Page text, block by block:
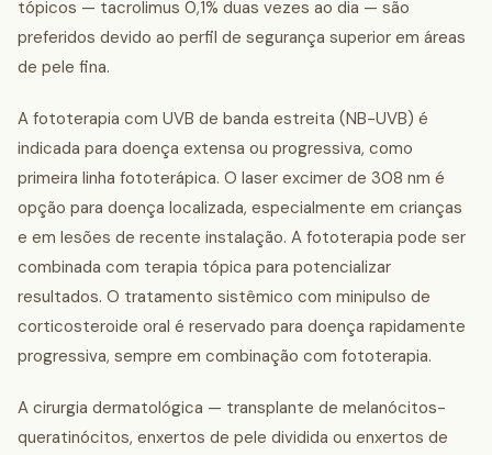
tópicos — tacrolimus 0,1% duas vezes ao dia — são
preferidos devido ao perfil de segurança superior em áreas
de pele fina.
A fototerapia com UVB de banda estreita (NB-UVB) é
indicada para doença extensa ou progressiva, como
primeira linha fototerápica. O laser excimer de 308 nm é
opção para doença localizada, especialmente em crianças
e em lesões de recente instalação. A fototerapia pode ser
combinada com terapia tópica para potencializar
resultados. O tratamento sistêmico com minipulso de
corticosteroide oral é reservado para doença rapidamente
progressiva, sempre em combinação com fototerapia.
A cirurgia dermatológica — transplante de melanócitos-
queratinócitos, enxertos de pele dividida ou enxertos de